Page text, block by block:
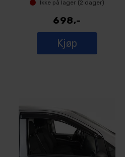
Ikke på lager (2 dager)
698,-
Kjøp